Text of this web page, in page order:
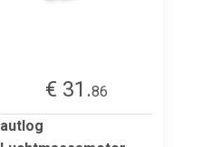
€ 31.86
autlog